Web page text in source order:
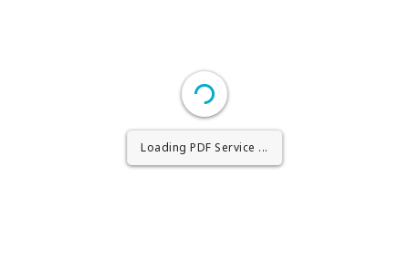
Loading PDF Worker ...
Loading PDF Service ...